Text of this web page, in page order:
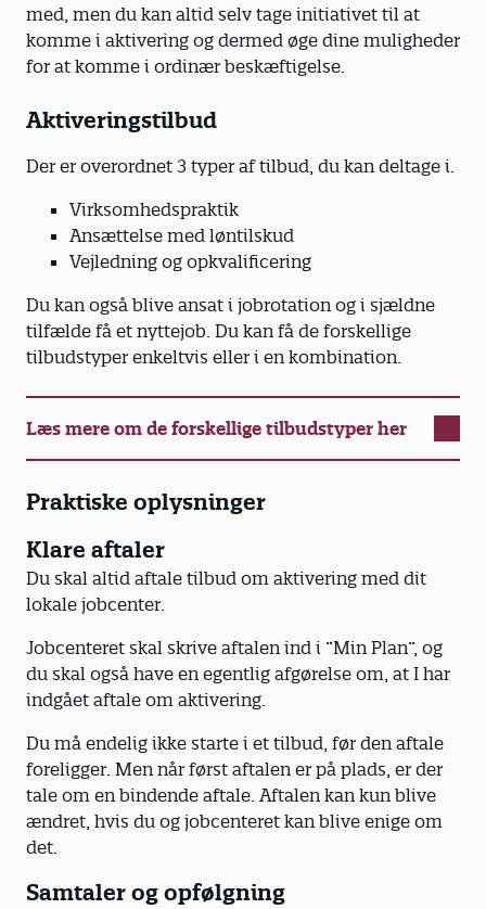
med, men du kan altid selv tage initiativet til at
komme i aktivering og dermed øge dine muligheder
for at komme i ordinær beskæftigelse.
Aktiveringstilbud
Der er overordnet 3 typer af tilbud, du kan deltage i.
Virksomhedspraktik
Ansættelse med løntilskud
Vejledning og opkvalificering
Du kan også blive ansat i jobrotation og i sjældne
tilfælde få et nyttejob. Du kan få de forskellige
tilbudstyper enkeltvis eller i en kombination.
Læs mere om de forskellige tilbudstyper her
Praktiske oplysninger
Klare aftaler
Du skal altid aftale tilbud om aktivering med dit
lokale jobcenter.
Jobcenteret skal skrive aftalen ind i ”Min Plan”, og
du skal også have en egentlig afgørelse om, at I har
indgået aftale om aktivering.
Du må endelig ikke starte i et tilbud, før den aftale
foreligger. Men når først aftalen er på plads, er der
tale om en bindende aftale. Aftalen kan kun blive
ændret, hvis du og jobcenteret kan blive enige om
det.
Samtaler og opfølgning